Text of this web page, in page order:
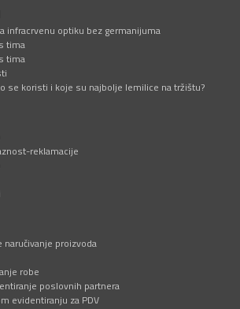
infracrvenu optiku bez germanijuma
tima
tima
se koristi i koje su najbolje lemilice na tržištu?
reklamacije
proizvoda
robe
poslovnih partnera
evidentiranju za PDV